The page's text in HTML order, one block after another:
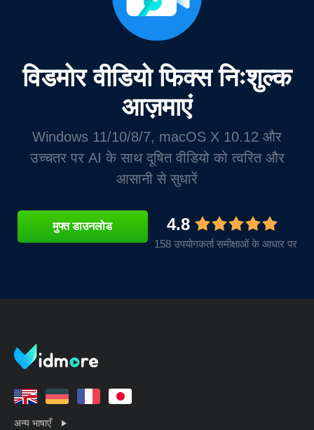
विडमोर वीडियो फिक्स निःशुल्क
आज़माएं
Windows 11/10/8/7, macOS X 10.12 और
उच्चतर पर AI के साथ दूषित वीडियो को त्वरित और
आसानी से सुधारें
मुफ्त डाउनलोड 4.8
158 उपयोगकर्ता समीक्षाओं के आधार पर
अन्य भाषाएँ